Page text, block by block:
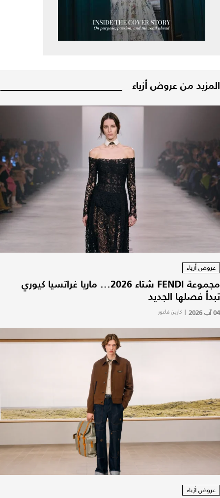
المزيد من عروض أزياء
عروض أزياء
مجموعة FENDI شتاء 2026... ماريا غراتسيا كيوري
تبدأ فصلها الجديد
04 آب 2026 | كارين فاعور
عروض أزياء